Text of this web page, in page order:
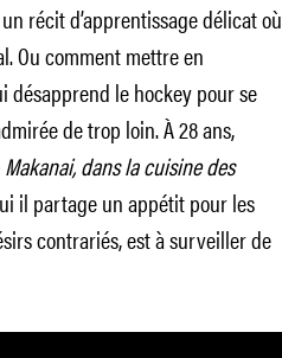
récit d’apprentissage délicat où
Ou comment mettre en
désapprend le hockey pour se
de trop loin. À 28 ans,
Makanai, dans la cuisine des
il partage un appétit pour les
contrariés, est à surveiller de